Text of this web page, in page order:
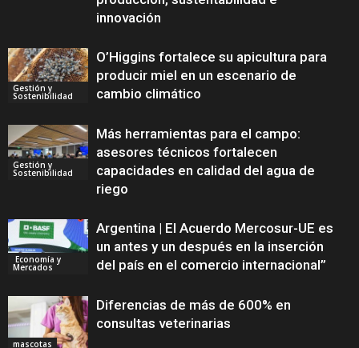
innovación
Gestión y
Sostenibilidad
O’Higgins fortalece su apicultura para
producir miel en un escenario de
cambio climático
Gestión y
Sostenibilidad
Más herramientas para el campo:
asesores técnicos fortalecen
capacidades en calidad del agua de
riego
Economía y
Mercados
Argentina | El Acuerdo Mercosur-UE es
un antes y un después en la inserción
del país en el comercio internacional”
mascotas
Diferencias de más de 600% en
consultas veterinarias